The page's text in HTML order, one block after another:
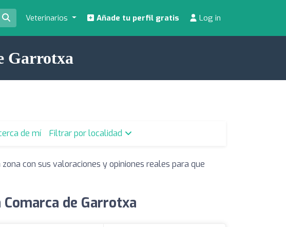
Veterinarios Añade tu perfil gratis Log in
Garrotxa
de mí Filtrar por localidad
con sus valoraciones y opiniones reales para que
de Garrotxa